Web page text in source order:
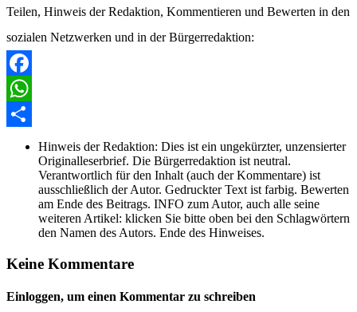
Teilen, Hinweis der Redaktion, Kommentieren und Bewerten in den
sozialen Netzwerken und in der Bürgerredaktion:
Facebook
WhatsApp
Hinweis der Redaktion: Dies ist ein ungekürzter, unzensierter
Originalleserbrief. Die Bürgerredaktion ist neutral.
Verantwortlich für den Inhalt (auch der Kommentare) ist
ausschließlich der Autor. Gedruckter Text ist farbig. Bewerten
am Ende des Beitrags. INFO zum Autor, auch alle seine
weiteren Artikel: klicken Sie bitte oben bei den Schlagwörtern
den Namen des Autors. Ende des Hinweises.
Keine Kommentare
Einloggen, um einen Kommentar zu schreiben